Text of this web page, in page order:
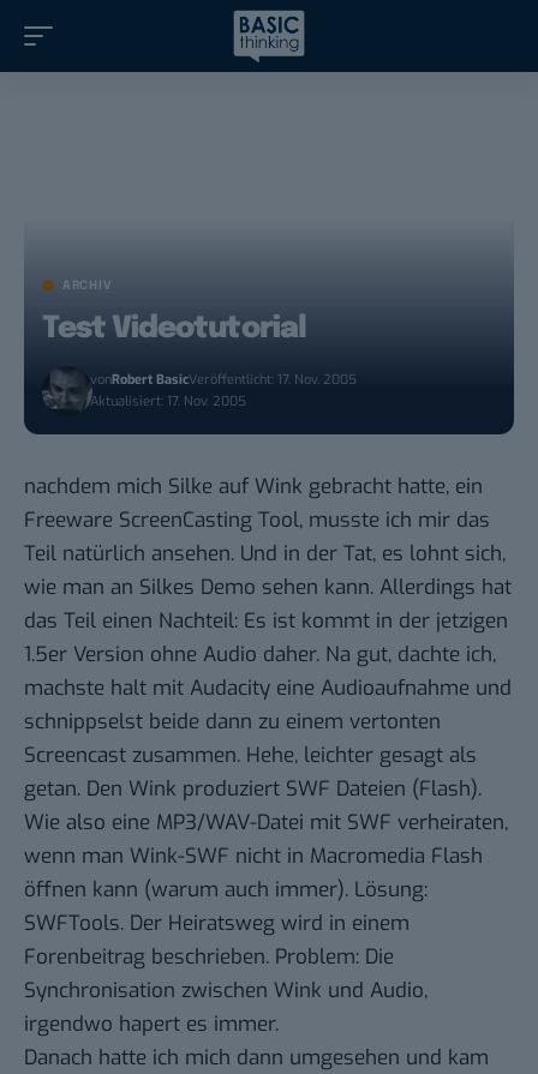
ARCHIV
Test Videotutorial
vonRobert BasicVeröffentlicht: 17. Nov. 2005
Aktualisiert: 17. Nov. 2005
nachdem mich Silke auf Wink gebracht hatte, ein
Freeware ScreenCasting Tool, musste ich mir das
Teil natürlich ansehen. Und in der Tat, es lohnt sich,
wie man an Silkes Demo sehen kann. Allerdings hat
das Teil einen Nachteil: Es ist kommt in der jetzigen
1.5er Version ohne Audio daher. Na gut, dachte ich,
machste halt mit Audacity eine Audioaufnahme und
schnippselst beide dann zu einem vertonten
Screencast zusammen. Hehe, leichter gesagt als
getan. Den Wink produziert SWF Dateien (Flash).
Wie also eine MP3/WAV-Datei mit SWF verheiraten,
wenn man Wink-SWF nicht in Macromedia Flash
öffnen kann (warum auch immer). Lösung:
SWFTools. Der Heiratsweg wird in einem
Forenbeitrag beschrieben. Problem: Die
Synchronisation zwischen Wink und Audio,
irgendwo hapert es immer.
Danach hatte ich mich dann umgesehen und kam